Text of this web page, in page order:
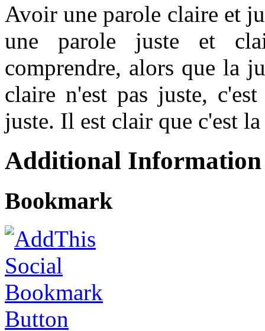
Avoir une parole claire et
une parole juste et
comprendre, alors que la
claire n'est pas juste,
juste. Il est clair que c'est
Additional Information
Bookmark